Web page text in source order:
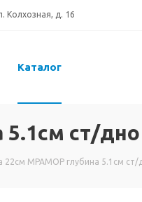
Колхозная, д. 16
Каталог
ст/
22см МРАМОР глубина 5.1см ст/